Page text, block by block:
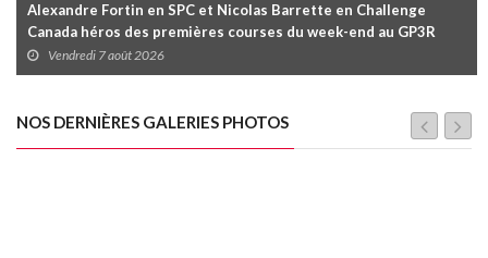
Alexandre Fortin en SPC et Nicolas Barrette en Challenge
Canada héros des premières courses du week-end au GP3R
Vendredi 7 août 2026
NOS DERNIÈRES GALERIES PHOTOS